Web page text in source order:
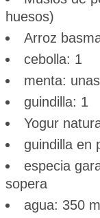
huesos)
Arroz
cebolla: 1
menta:
guindilla: 1
Yogur
guindilla en
especia
sopera
agua: 350